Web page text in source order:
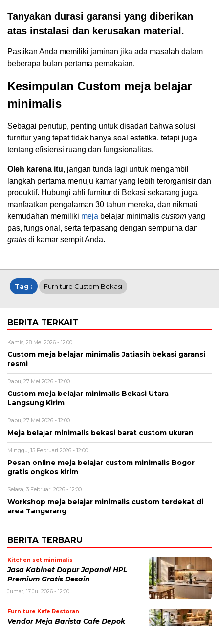
Tanyakan durasi garansi yang diberikan
atas instalasi dan kerusakan material.
Pastikan Anda memiliki jaminan jika ada masalah dalam
beberapa bulan pertama pemakaian.
Kesimpulan Custom meja belajar
minimalis
Sebagai penutup, penting untuk disadari bahwa solusi
furnitur yang tepat tidak hanya soal estetika, tetapi juga
tentang efisiensi ruang dan fungsionalitas.
Oleh karena itu, jangan tunda lagi untuk mengambil
langkah pertama menuju kamar yang lebih terorganisir dan
produktif. Hubungi ahli furnitur di Bekasi sekarang juga,
manfaatkan pengalaman 30 tahun mereka, dan nikmati
kemudahan memiliki meja belajar minimalis custom yang
pas, fungsional, serta terpasang dengan sempurna dan
gratis di kamar sempit Anda.
Tag : Furniture Custom Bekasi
BERITA TERKAIT
Kamis, 28 Mei 2026 - 12:00
Custom meja belajar minimalis Jatiasih bekasi garansi
resmi
Rabu, 27 Mei 2026 - 12:00
Custom meja belajar minimalis Bekasi Utara –
Langsung Kirim
Rabu, 27 Mei 2026 - 12:00
Meja belajar minimalis bekasi barat custom ukuran
Minggu, 15 Februari 2026 - 12:00
Pesan online meja belajar custom minimalis Bogor
gratis ongkos kirim
Selasa, 3 Februari 2026 - 12:00
Workshop meja belajar minimalis custom terdekat di
area Tangerang
BERITA TERBARU
Kitchen set minimalis
Jasa Kabinet Dapur Japandi HPL
Premium Gratis Desain
Jumat, 17 Jul 2026 - 12:00
Furniture Kafe Restoran
Vendor Meja Barista Cafe Depok